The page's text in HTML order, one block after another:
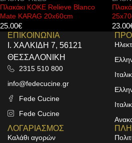
Blanco
Πλακάκι ARIANA White
25x70cm
ΕΠΙΚΟΙΝΩΝΙΑ
Ι. ΧΑΛΚΙΔΗ 7, 56121
ΘΕΣΣΑΛΟΝΙΚΗ
2315 510 800
info@fedecucine.gr
Fede Cucine
Fede Cucine
ΛΟΓΑΡΙΑΣΜΟΣ
Καλάθι αγορών